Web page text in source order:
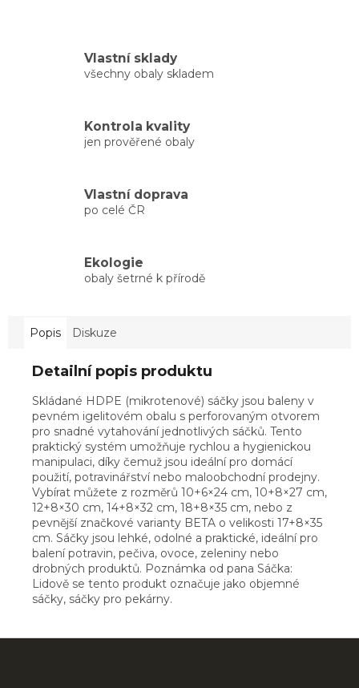
Vlastní sklady
všechny obaly skladem
Kontrola kvality
jen prověřené obaly
Vlastní doprava
po celé ČR
Ekologie
obaly šetrné k přírodě
Popis Diskuze
Detailní popis produktu
Skládané HDPE (mikrotenové) sáčky jsou baleny v
pevném igelitovém obalu s perforovaným otvorem
pro snadné vytahování jednotlivých sáčků. Tento
praktický systém umožňuje rychlou a hygienickou
manipulaci, díky čemuž jsou ideální pro domácí
použití, potravinářství nebo maloobchodní prodejny.
Vybírat můžete z rozměrů 10+6×24 cm, 10+8×27 cm,
12+8×30 cm, 14+8×32 cm, 18+8×35 cm, nebo z
pevnější značkové varianty BETA o velikosti 17+8×35
cm. Sáčky jsou lehké, odolné a praktické, ideální pro
balení potravin, pečiva, ovoce, zeleniny nebo
drobných produktů. Poznámka od pana Sáčka:
Lidově se tento produkt označuje jako objemné
sáčky, sáčky pro pekárny.